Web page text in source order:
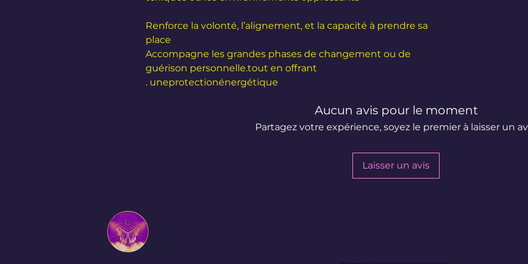
Renforce la volonté, l’alignement, et la capacité à prendre sa
place
Accompagne les grandes phases de changement ou de
guérison personnelle.tout en offrant
uneprotectionénergétique .
Aucun avis pour le moment
Partagez votre expérience, soyez le premier à laisser un
Laisser un avis